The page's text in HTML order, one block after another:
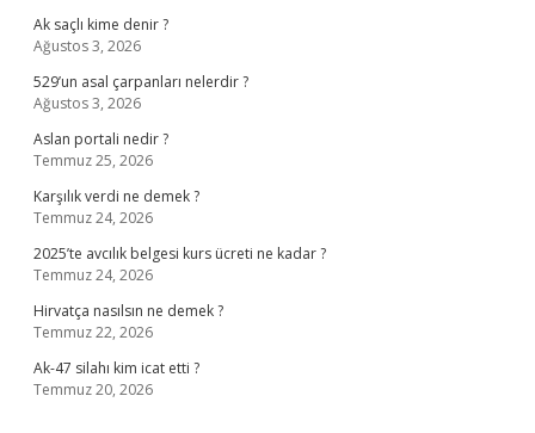
Ak saçlı kime denir ?
Ağustos 3, 2026
529’un asal çarpanları nelerdir ?
Ağustos 3, 2026
Aslan portali nedir ?
Temmuz 25, 2026
Karşılık verdi ne demek ?
Temmuz 24, 2026
2025’te avcılık belgesi kurs ücreti ne kadar ?
Temmuz 24, 2026
Hirvatça nasılsın ne demek ?
Temmuz 22, 2026
Ak-47 silahı kim icat etti ?
Temmuz 20, 2026